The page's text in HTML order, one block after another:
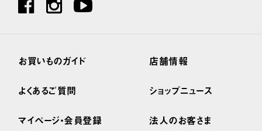
お買いものガイド
よくあるご質問
マイページ・会員登録
店舗情報
ショップニュース
法人のお客さま